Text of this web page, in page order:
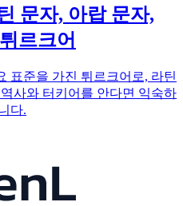
문자, 아랍 문자,
르크어
표준을 가진 튀르크어로, 라틴
사와 터키어를 안다면 익숙하
다.